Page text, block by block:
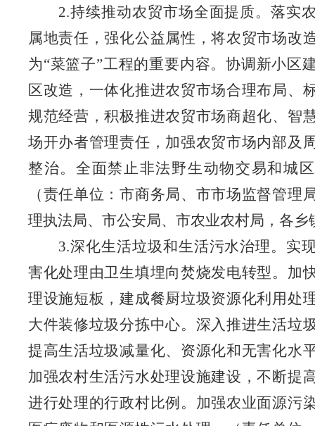
2.持续推动农贸市场全面提质。落实
属地责任，强化公益属性，将农贸市场改
为“菜篮子”工程的重要内容。协调新小区
区改造，一体化推进农贸市场合理布局、
规范经营，积极推进农贸市场商超化、智
场开办者管理责任，加强农贸市场内部及
整治。全面禁止非法野生动物交易和城
（责任单位：市商务局、市市场监督管理
理执法局、市公安局、市农业农村局，各乡
3.深化生活垃圾和生活污水治理。实
害化处理由卫生填埋向焚烧发电转型。加
理设施短板，建成餐厨垃圾资源化利用处
大件装修垃圾分拣中心。深入推进生活垃
提高生活垃圾减量化、资源化和无害化水
加强农村生活污水处理设施建设，不断提
进行处理的行政村比例。加强农业面源污